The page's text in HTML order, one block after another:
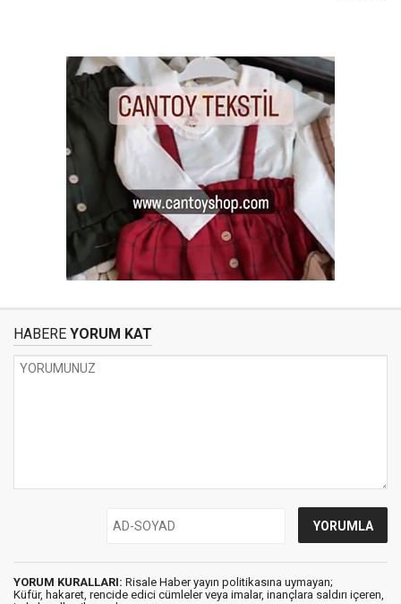
HABERE YORUM KAT
YORUM KURALLARI: Risale Haber yayın politikasına uymayan;
Küfür, hakaret, rencide edici cümleler veya imalar, inançlara saldırı içeren,